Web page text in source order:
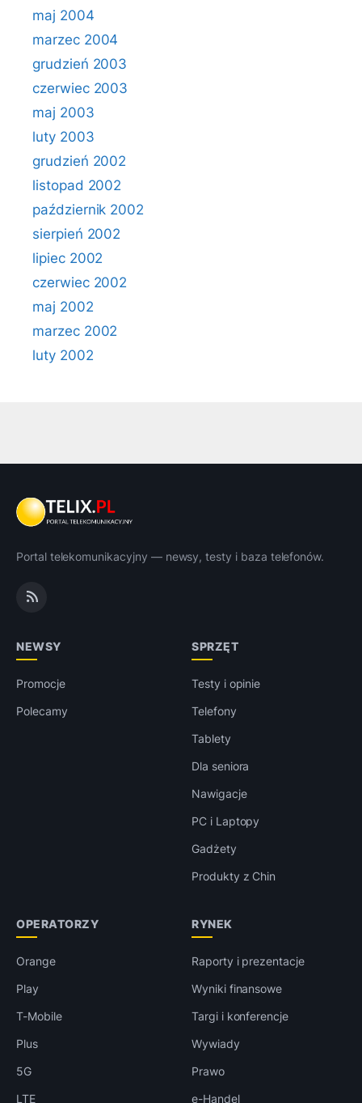
maj 2004
marzec 2004
grudzień 2003
czerwiec 2003
maj 2003
luty 2003
grudzień 2002
listopad 2002
październik 2002
sierpień 2002
lipiec 2002
czerwiec 2002
maj 2002
marzec 2002
luty 2002
Portal telekomunikacyjny — newsy, testy i baza telefonów.
NEWSY
Promocje
Polecamy
SPRZĘT
Testy i opinie
Telefony
Tablety
Dla seniora
Nawigacje
PC i Laptopy
Gadżety
Produkty z Chin
OPERATORZY
Orange
Play
T-Mobile
Plus
5G
LTE
RYNEK
Raporty i prezentacje
Wyniki finansowe
Targi i konferencje
Wywiady
Prawo
e-Handel